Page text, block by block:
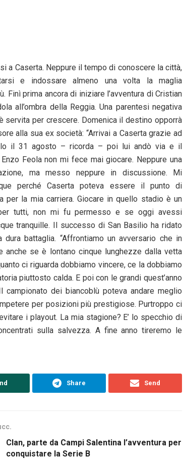
a Caserta. Neppure il tempo di conoscere la città,
e indossare almeno una volta la maglia
Finì prima ancora di iniziare l’avventura di Cristian
all’ombra della Reggia. Una parentesi negativa
servita per crescere. Domenica il destino opporrà
alla sua ex società: “Arrivai a Caserta grazie ad
il 31 agosto – ricorda – poi lui andò via e il
Feola non mi fece mai giocare. Neppure una
ma messo neppure in discussione. Mi
perché Caserta poteva essere il punto di
per la mia carriera. Giocare in quello stadio è un
tutti, non mi fu permesso e se oggi avessi
tranquille. Il successo di San Basilio ha ridato
battaglia. “Affrontiamo un avversario che in
se è lontano cinque lunghezze dalla vetta
ci riguarda dobbiamo vincere, ce la dobbiamo
piuttosto calda. E poi con le grandi quest’anno
dei biancoblù poteva andare meglio
per posizioni più prestigiose. Purtroppo ci
i playout. La mia stagione? E’ lo specchio di
sulla salvezza. A fine anno tireremo le
Share Send
Clan, parte da Campi Salentina l’avventura per
conquistare la Serie B